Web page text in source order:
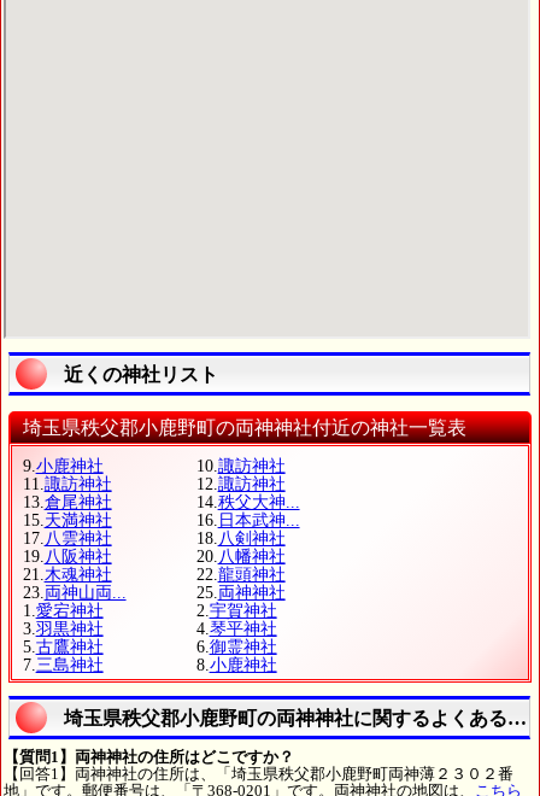
近くの神社リスト
埼玉県秩父郡小鹿野町の両神神社付近の神社一覧表
9. 小鹿神社 10. 諏訪神社
11. 諏訪神社 12. 諏訪神社
13. 倉尾神社 14. 秩父大神...
15. 天満神社 16. 日本武神...
17. 八雲神社 18. 八剣神社
19. 八阪神社 20. 八幡神社
21. 木魂神社 22. 龍頭神社
23. 両神山両... 25. 両神神社
1. 愛宕神社 2. 宇賀神社
3. 羽黒神社 4. 琴平神社
5. 古鷹神社 6. 御霊神社
7. 三島神社 8. 小鹿神社
埼玉県秩父郡小鹿野町の両神神社に関するよくある質
【質問1】両神神社の住所はどこですか？
【回答1】両神神社の住所は、「埼玉県秩父郡小鹿野町両神薄２３０２番
地」です。郵便番号は、「〒368-0201」です。両神神社の地図は、
こちら